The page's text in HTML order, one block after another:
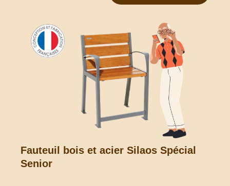
Fauteuil bois et acier Silaos Spécial
Senior